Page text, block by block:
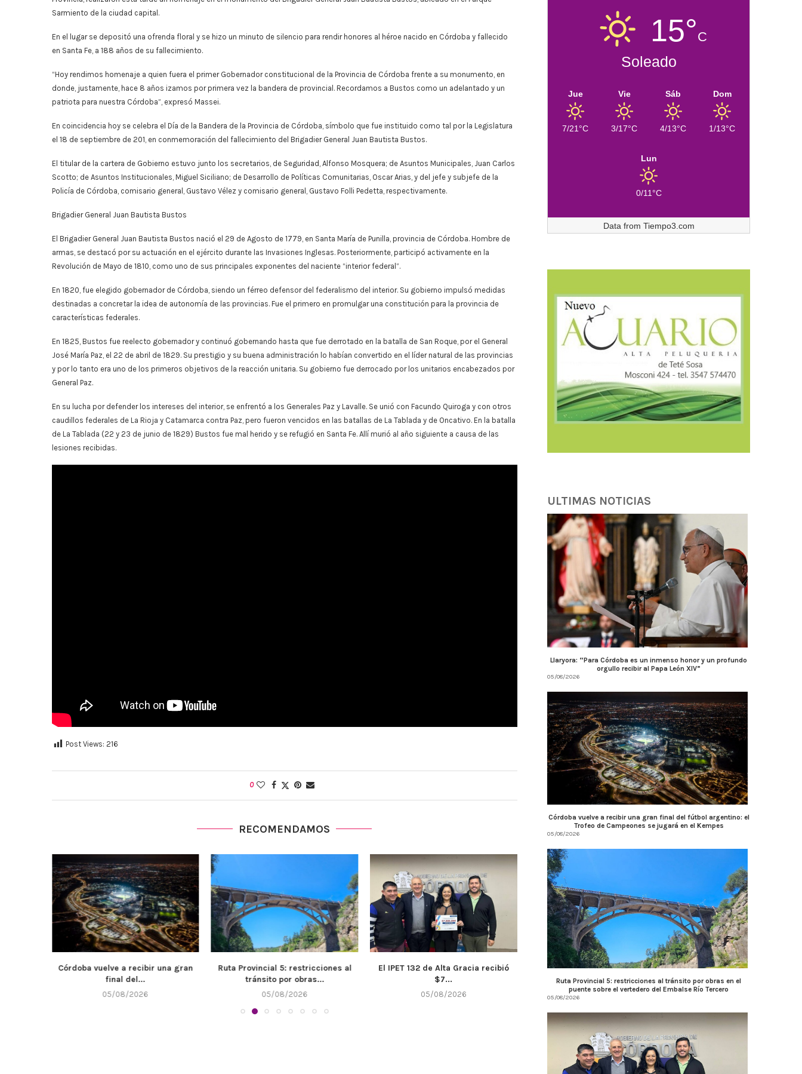
Sarmiento de la ciudad capital.
En el lugar se depositó una ofrenda floral y se hizo un minuto de silencio para rendir honores al héroe nacido en Córdoba y fallecido
en Santa Fe, a 188 años de su fallecimiento.
“Hoy rendimos homenaje a quien fuera el primer Gobernador constitucional de la Provincia de Córdoba frente a su monumento, en
donde, justamente, hace 8 años izamos por primera vez la bandera de provincial. Recordamos a Bustos como un adelantado y un
patriota para nuestra Córdoba”, expresó Massei.
En coincidencia hoy se celebra el Día de la Bandera de la Provincia de Córdoba, símbolo que fue instituido como tal por la Legislatura
el 18 de septiembre de 201, en conmemoración del fallecimiento del Brigadier General Juan Bautista Bustos.
El titular de la cartera de Gobierno estuvo junto los secretarios, de Seguridad, Alfonso Mosquera; de Asuntos Municipales, Juan Carlos
Scotto; de Asuntos Institucionales, Miguel Siciliano; de Desarrollo de Políticas Comunitarias, Oscar Arias, y del jefe y subjefe de la
Policía de Córdoba, comisario general, Gustavo Vélez y comisario general, Gustavo Folli Pedetta, respectivamente.
Brigadier General Juan Bautista Bustos
El Brigadier General Juan Bautista Bustos nació el 29 de Agosto de 1779, en Santa María de Punilla, provincia de Córdoba. Hombre de
armas, se destacó por su actuación en el ejército durante las Invasiones Inglesas. Posteriormente, participó activamente en la
Revolución de Mayo de 1810, como uno de sus principales exponentes del naciente “interior federal”.
En 1820, fue elegido gobernador de Córdoba, siendo un férreo defensor del federalismo del interior. Su gobierno impulsó medidas
destinadas a concretar la idea de autonomía de las provincias. Fue el primero en promulgar una constitución para la provincia de
características federales.
En 1825, Bustos fue reelecto gobernador y continuó gobernando hasta que fue derrotado en la batalla de San Roque, por el General
José María Paz, el 22 de abril de 1829. Su prestigio y su buena administración lo habían convertido en el líder natural de las provincias
y por lo tanto era uno de los primeros objetivos de la reacción unitaria. Su gobierno fue derrocado por los unitarios encabezados por
General Paz.
En su lucha por defender los intereses del interior, se enfrentó a los Generales Paz y Lavalle. Se unió con Facundo Quiroga y con otros
caudillos federales de La Rioja y Catamarca contra Paz, pero fueron vencidos en las batallas de La Tablada y de Oncativo. En la batalla
de La Tablada (22 y 23 de junio de 1829) Bustos fue mal herido y se refugió en Santa Fe. Allí murió al año siguiente a causa de las
lesiones recibidas.
Post Views: 216
0
RECOMENDAMOS
Córdoba vuelve a recibir una gran
final del...
05/08/2026
Ruta Provincial 5: restricciones al
tránsito por obras...
05/08/2026
El IPET 132 de Alta Gracia recibió
$7...
05/08/2026
AMBIENTE: ÚLTIMOS DÍAS PARA
CONCLUIR TAREAS DE PODA
04/08/2026
Llaryora anunció una
$3.500 millones
15°C
Soleado
Jue
7/21°C
Vie
3/17°C
Sáb
4/13°C
Dom
1/13°C
Lun
0/11°C
Data from Tiempo3.com
ULTIMAS NOTICIAS
Llaryora: “Para Córdoba es un inmenso honor y un profundo
orgullo recibir al Papa León XIV”
05/08/2026
Córdoba vuelve a recibir una gran final del fútbol argentino: el
Trofeo de Campeones se jugará en el Kempes
05/08/2026
Ruta Provincial 5: restricciones al tránsito por obras en el
puente sobre el vertedero del Embalse Río Tercero
05/08/2026